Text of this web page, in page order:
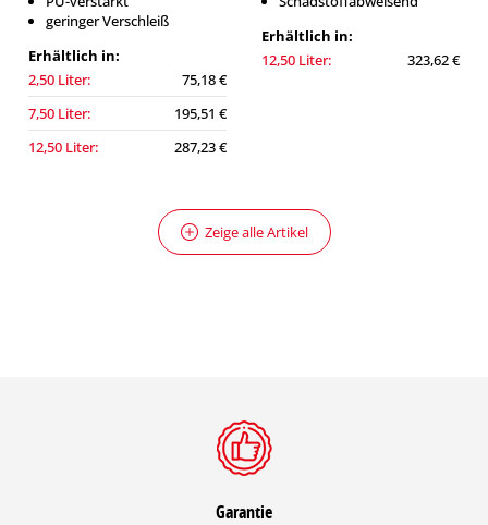
geringer Verschleiß
Erhältlich in:
2,50 Liter:
75,18 €
7,50 Liter:
195,51 €
12,50 Liter:
287,23 €
Erhältlich in:
12,50 Liter:
323,62 €
Zeige alle Artikel
Garantie